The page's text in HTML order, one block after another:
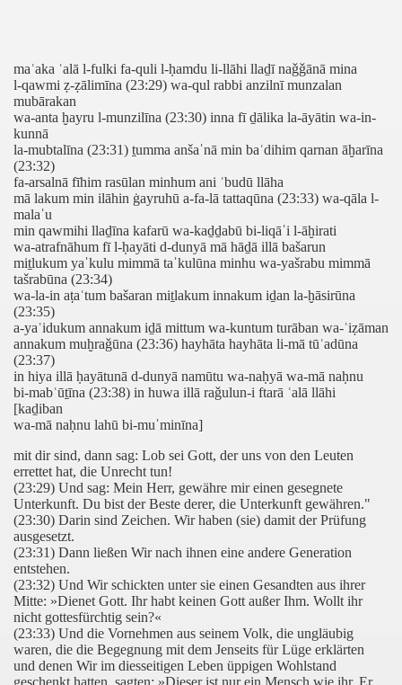
maʿaka ʿalā l-fulki fa-quli l-ḥamdu li-llāhi llaḏī naǧǧānā mina
l-qawmi ẓ-ẓālimīna (23:29) wa-qul rabbi anzilnī munzalan
mubārakan
wa-anta ḫayru l-munzilīna (23:30) inna fī ḏālika la-āyātin wa-in-
kunnā
la-mubtalīna (23:31) ṯumma anšaˈnā min baʿdihim qarnan āḫarīna
(23:32)
fa-arsalnā fīhim rasūlan minhum ani ʿbudū llāha
mā lakum min ilāhin ġayruhū a-fa-lā tattaqūna (23:33) wa-qāla l-
malaˈu
min qawmihi llaḏīna kafarū wa-kaḏḏabū bi-liqāˈi l-āḫirati
wa-atrafnāhum fī l-ḥayāti d-dunyā mā hāḏā illā bašarun
miṯlukum yaˈkulu mimmā taˈkulūna minhu wa-yašrabu mimmā
tašrabūna (23:34)
wa-la-in aṭaʿtum bašaran miṯlakum innakum iḏan la-ḫāsirūna
(23:35)
a-yaʿidukum annakum iḏā mittum wa-kuntum turāban wa-ʿiẓāman
annakum muḫraǧūna (23:36) hayhāta hayhāta li-mā tūʿadūna
(23:37)
in hiya illā ḥayātunā d-dunyā namūtu wa-naḥyā wa-mā naḥnu
bi-mabʿūṯīna (23:38) in huwa illā raǧulun-i ftarā ʿalā llāhi
[kaḏiban
wa-mā naḥnu lahū bi-muˈminīna]
mit dir sind, dann sag: Lob sei Gott, der uns von den Leuten
errettet hat, die Unrecht tun!
(23:29) Und sag: Mein Herr, gewähre mir einen gesegnete
Unterkunft. Du bist der Beste derer, die Unterkunft gewähren."
(23:30) Darin sind Zeichen. Wir haben (sie) damit der Prüfung
ausgesetzt.
(23:31) Dann ließen Wir nach ihnen eine andere Generation
entstehen.
(23:32) Und Wir schickten unter sie einen Gesandten aus ihrer
Mitte: »Dienet Gott. Ihr habt keinen Gott außer Ihm. Wollt ihr
nicht gottesfürchtig sein?«
(23:33) Und die Vornehmen aus seinem Volk, die ungläubig
waren, die die Begegnung mit dem Jenseits für Lüge erklärten
und denen Wir im diesseitigen Leben üppigen Wohlstand
geschenkt hatten, sagten: »Dieser ist nur ein Mensch wie ihr. Er
des Knies), Vers 25 - 46. Sure (al-Ahqaf), Vers 4
15-26
24-29
Verse 1-22
Muslime
der Sure 112